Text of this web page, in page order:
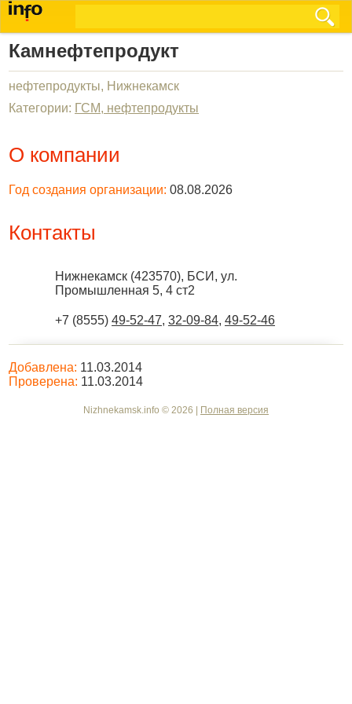
Камнефтепродукт
нефтепродукты, Нижнекамск
Категории: ГСМ, нефтепродукты
О компании
Год создания организации: 08.08.2026
Контакты
Нижнекамск (423570), БСИ, ул.
Промышленная 5, 4 ст2
+7 (8555) 49-52-47, 32-09-84, 49-52-46
Добавлена: 11.03.2014
Проверена: 11.03.2014
Nizhnekamsk.info © 2026 | Полная версия